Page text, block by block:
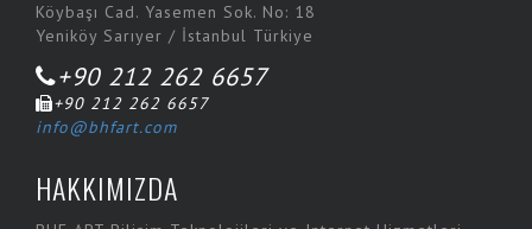
Dine&Pay
Doyum Helva ve Reçelleri
Ent Travel
Fayda A.Ş.
Fayda Net
Fesa Hotel
Köybaşı Cad. Yasemen Sok. No: 18
Yeniköy Sarıyer / İstanbul Türkiye
+90 212 262 6657
+90 212 262 6657
info@bhfart.com
HAKKIMIZDA